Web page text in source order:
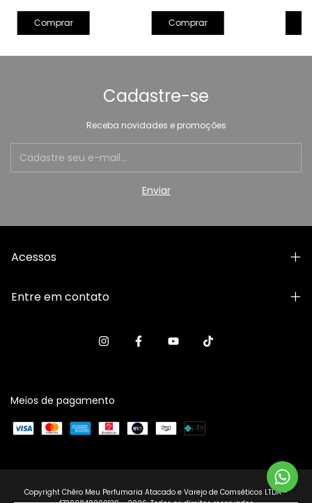
Comprar Comprar
Cadastre-se
Receba novidades e promoções
Acessos
Entre em contato
Meios de pagamento
Copyright Chêro Meu Perfumaria Atacado e Varejo de Comséticos LTDA -